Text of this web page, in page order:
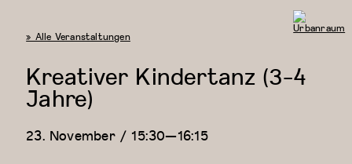
« Alle Veranstaltungen
Kreativer Kindertanz (3-4
Jahre)
23. November / 15:30—16:15